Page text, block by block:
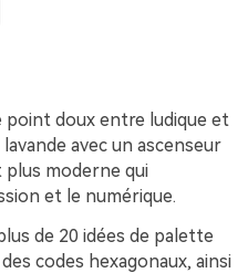
point doux entre ludique et
avec un ascenseur
plus moderne qui
et le numérique.
de 20 idées de palette
codes hexagonaux, ainsi